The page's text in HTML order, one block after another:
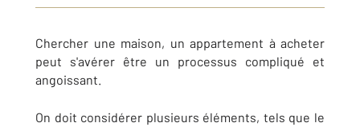
Chercher une maison, un appartement à acheter
peut s'avérer être un processus compliqué et
angoissant.
On doit considérer plusieurs éléments, tels que le